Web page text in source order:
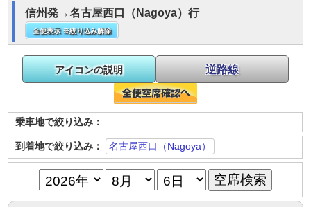
信州発→名古屋西口（Nagoya）行
全便表示 ※絞り込み解除
乗車地で絞り込み：
到着地で絞り込み： 名古屋西口（Nagoya）
アイコンの説明 逆路線